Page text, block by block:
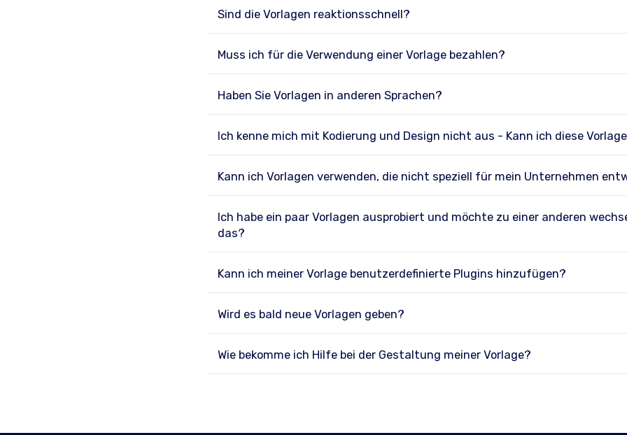
Sind die Vorlagen reaktionsschnell?
Muss ich für die Verwendung einer Vorlage bezahlen?
Haben Sie Vorlagen in anderen Sprachen?
Ich kenne mich mit Kodierung und Design nicht aus - Kann ich diese
Kann ich Vorlagen verwenden, die nicht speziell für mein Unternehmen
Ich habe ein paar Vorlagen ausprobiert und möchte zu einer anderen
das?
Kann ich meiner Vorlage benutzerdefinierte Plugins hinzufügen?
Wird es bald neue Vorlagen geben?
Wie bekomme ich Hilfe bei der Gestaltung meiner Vorlage?